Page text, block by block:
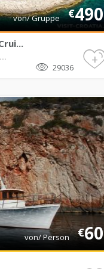
€490
von/ Gruppe
29036
+
€60
von/ Person